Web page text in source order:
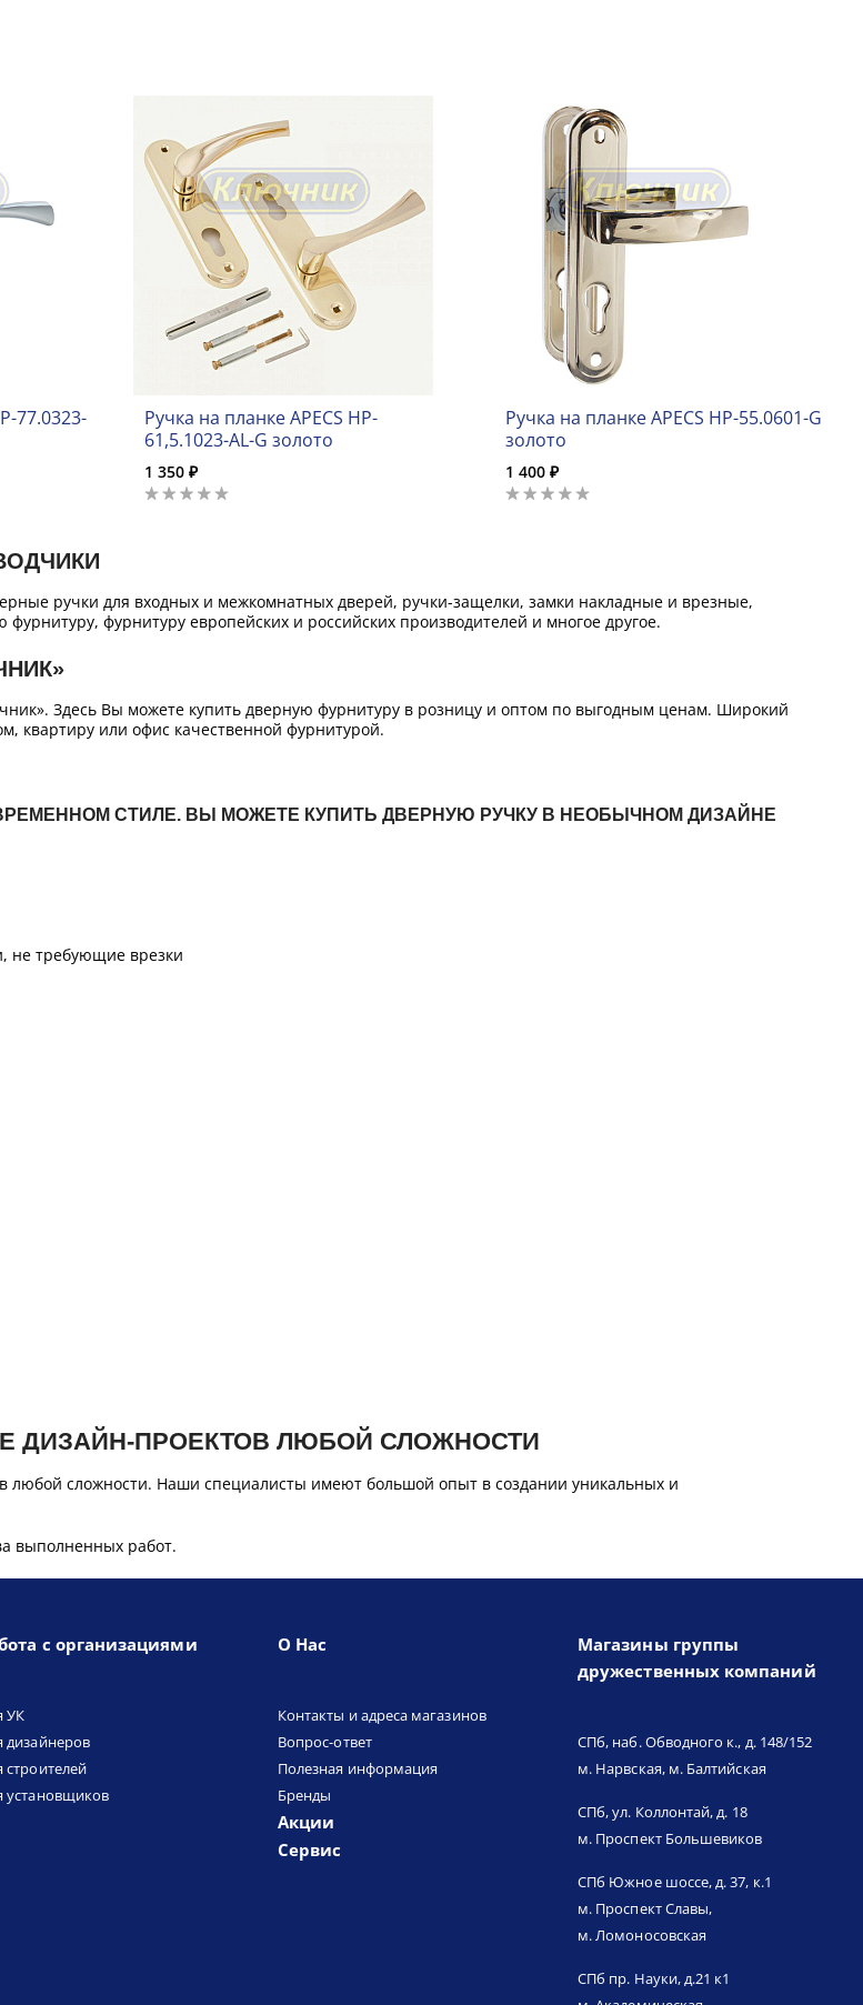
77.0323-
Ручка на планке APECS HP-
61,5.1023-AL-G золото
1 350 ₽
Ручка на планке APECS HP-55.0601-G
золото
1 400 ₽
ручки для входных и межкомнатных дверей, ручки-защелки, замки накладные и врезные,
фурнитуру европейских и российских производителей и многое другое.
Здесь Вы можете купить дверную фурнитуру в розницу и оптом по выгодным ценам. Широкий
квартиру или офис качественной фурнитурой.
СТИЛЕ. ВЫ МОЖЕТЕ КУПИТЬ ДВЕРНУЮ РУЧКУ В НЕОБЫЧНОМ ДИЗАЙНЕ
не требующие врезки
ДИЗАЙН-ПРОЕКТОВ ЛЮБОЙ СЛОЖНОСТИ
любой сложности. Наши специалисты имеют большой опыт в создании уникальных и
выполненных работ.
с организациями
УК
дизайнеров
строителей
установщиков
О Нас
Контакты и адреса магазинов
Вопрос-ответ
Полезная информация
Бренды
Акции
Сервис
Магазины группы
дружественных компаний
СПб, наб. Обводного к., д. 148/152
м. Нарвская, м. Балтийская
СПб, ул. Коллонтай, д. 18
м. Проспект Большевиков
СПб Южное шоссе, д. 37, к.1
м. Проспект Славы,
м. Ломоносовская
СПб пр. Науки, д.21 к1